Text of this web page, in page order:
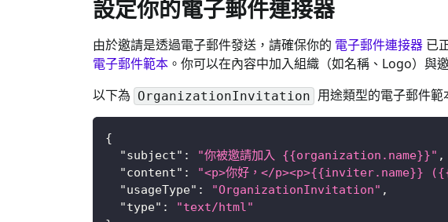
設定你的電子郵件連接器
由於邀請是透過電子郵件發送，請確保你的 電子郵件連接器 已
電子郵件範本 。你可以在內容中加入組織（如名稱、Logo）與
以下為 OrganizationInvitation 用途類型的電子郵件範
{
"subject" : "你被邀請加入 {{organization.name}}" ,
"content" :
"<p>你好，</p><p>{{inviter.name}}
"usageType" : "OrganizationInvitation" ,
"type" :
"text/html"